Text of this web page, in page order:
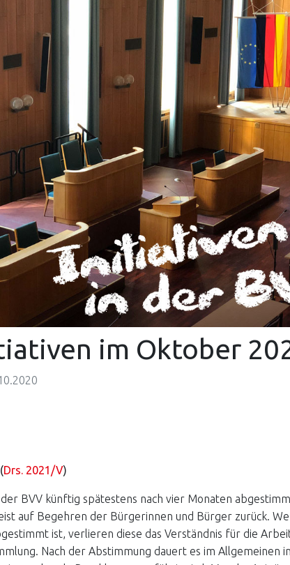
im Oktober
Drs. 2021/V)
BVV künftig spätestens nach vier Monaten
auf Begehren der Bürgerinnen und Bürger zurück.
ist, verlieren diese das Verständnis für die
Nach der Abstimmung dauert es im Allgemeinen